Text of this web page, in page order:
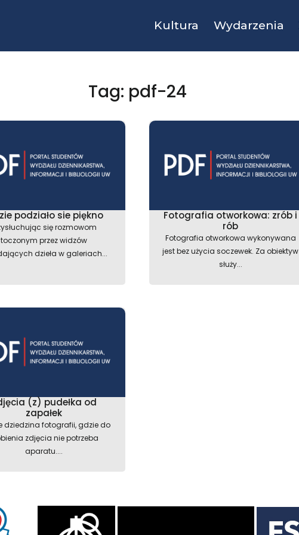
Kultura Wydarzenia
Tag: pdf-24
podziało sie piękno
się rozmowom
toczonym przez widzów
dzieła w galeriach...
Fotografia otworkowa: zrób i
rób
Fotografia otworkowa wykonywana
jest bez użycia soczewek. Za obiektyw
służy...
(z) pudełka od
zapałek
dziedzina fotografii, gdzie do
zdjęcia nie potrzeba
aparatu....